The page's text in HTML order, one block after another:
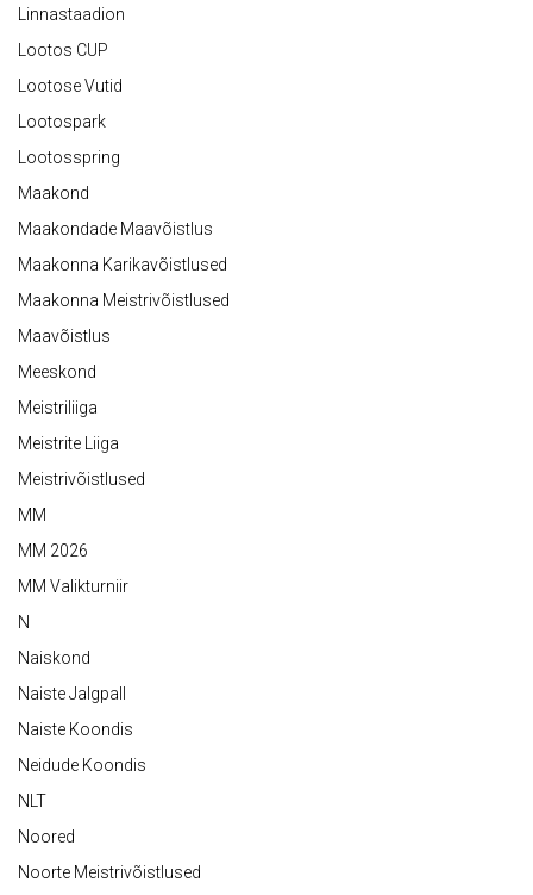
Linnastaadion
Lootos CUP
Lootose Vutid
Lootospark
Lootosspring
Maakond
Maakondade Maavõistlus
Maakonna Karikavõistlused
Maakonna Meistrivõistlused
Maavõistlus
Meeskond
Meistriliiga
Meistrite Liiga
Meistrivõistlused
MM
MM 2026
MM Valikturniir
N
Naiskond
Naiste Jalgpall
Naiste Koondis
Neidude Koondis
NLT
Noored
Noorte Meistrivõistlused